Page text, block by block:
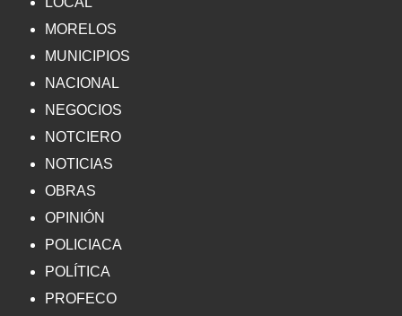
MORELOS
MUNICIPIOS
NACIONAL
NEGOCIOS
NOTCIERO
NOTICIAS
OBRAS
OPINIÓN
POLICIACA
POLÍTICA
PROFECO